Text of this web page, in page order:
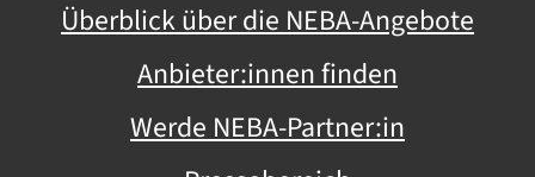
Überblick über die NEBA-Angebote
Anbieter:innen finden
Werde NEBA-Partner:in